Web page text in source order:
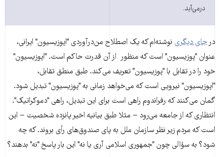
درمی‌آید.
درجای دیگری نوشته‌ام که یک اصطلاح من‌درآوردی "اپوزیسیون" ایرانی،
عنوان "پوزیسیون" است که منظور از آن قدرت حاکم است. "اپوزیسیون"
خود را در تقابل با "پوزیسیون" تعریف می‌کند. طبق منطق تقابل،
"اپوزیسیون" نیرویی است که می‌خواهد زمانی به "پوزیسیون" تبدیل شود.
گمان می‌کنند که رفراندوم راهی است برای این تبدیل، راهی "دموکراتیک".
انتظاری که از جامعه می‌رود − مثلا طبق بیانیه اخیر پانزده شخصیت − این
است که مردم زیر نظر سازمان ملل به پای صندوق‌های رأی بروند. که چه
شود؟ به سؤالی چون "جمهوری اسلامی آری یا نه" این بار پاسخ "نه" بدهند؟